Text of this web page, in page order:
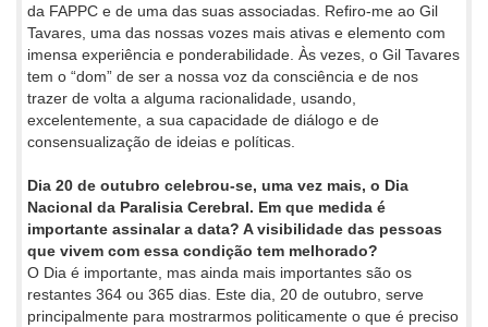
da FAPPC e de uma das suas associadas. Refiro-me ao Gil
Tavares, uma das nossas vozes mais ativas e elemento com
imensa experiência e ponderabilidade. Às vezes, o Gil Tavares
tem o “dom” de ser a nossa voz da consciência e de nos
trazer de volta a alguma racionalidade, usando,
excelentemente, a sua capacidade de diálogo e de
consensualização de ideias e políticas.
Dia 20 de outubro celebrou-se, uma vez mais, o Dia
Nacional da Paralisia Cerebral. Em que medida é
importante assinalar a data? A visibilidade das pessoas
que vivem com essa condição tem melhorado?
O Dia é importante, mas ainda mais importantes são os
restantes 364 ou 365 dias. Este dia, 20 de outubro, serve
principalmente para mostrarmos politicamente o que é preciso